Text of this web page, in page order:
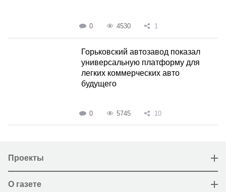
0 4530 1
Горьковский автозавод показал
универсальную платформу для
легких коммерческих авто
будущего
0 5745 10
Проекты
О газете